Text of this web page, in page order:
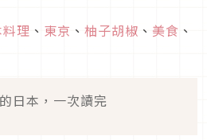
理 、 東京 、 柚子胡椒 、 美食 、
日本，一次讀完